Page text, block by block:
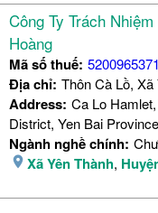
Công Ty Trách
Hoàng
Mã số thuế: 5200965371
Địa chỉ: Thôn Cà Lồ,
Address: Ca Lo
District, Yen Bai Province
Ngành nghề chính:
Xã Yên Thành,